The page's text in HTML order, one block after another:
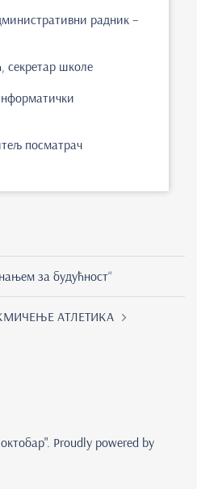
радник –
секретар школе
посматрач
за будућност“
АТЛЕТИКА
Proudly powered by